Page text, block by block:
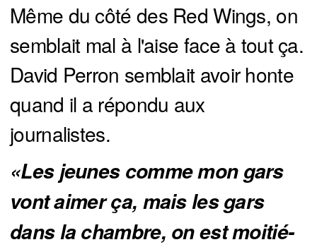
Même du côté des Red Wings, on
semblait mal à l'aise face à tout ça.
David Perron semblait avoir honte
quand il a répondu aux
journalistes.
«Les jeunes comme mon gars
vont aimer ça, mais les gars
dans la chambre, on est moitié-